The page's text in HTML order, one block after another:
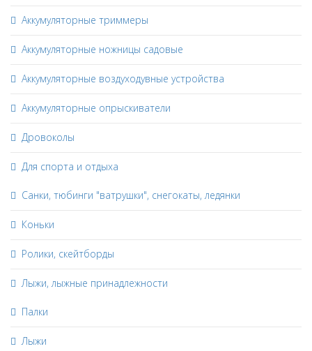
Аккумуляторные триммеры
Аккумуляторные ножницы садовые
Аккумуляторные воздуходувные устройства
Аккумуляторные опрыскиватели
Дровоколы
Для спорта и отдыха
Санки, тюбинги "ватрушки", снегокаты, ледянки
Коньки
Ролики, скейтборды
Лыжи, лыжные принадлежности
Палки
Лыжи